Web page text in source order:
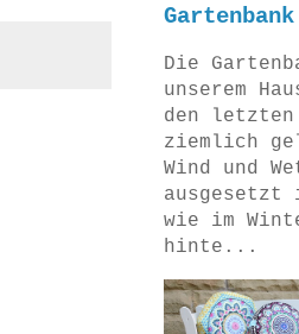
Die
unserem
den letzten
ziemlich
Wind und
ausgesetzt
wie im
hinte...